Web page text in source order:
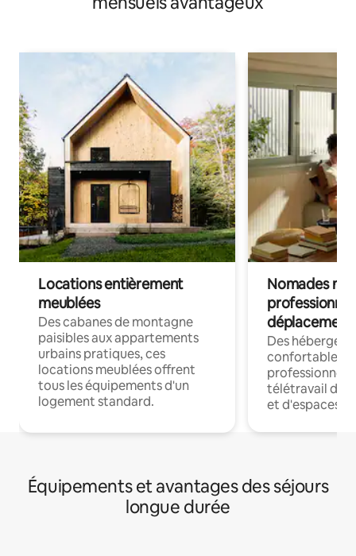
Locations entièrement
meublées
Des cabanes de montagne
paisibles aux appartements
urbains pratiques, ces
locations meublées offrent
tous les équipements d'un
logement standard.
Nomades
déplacement
Des
confortables
professionnels
télétravail
et d'espaces
Équipements et avantages des séjours
longue durée